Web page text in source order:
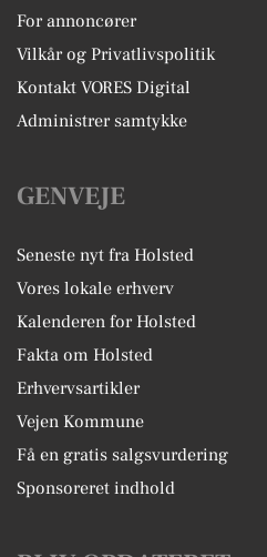
For annoncører
Vilkår og Privatlivspolitik
Kontakt VORES Digital
Administrer samtykke
GENVEJE
Seneste nyt fra Holsted
Vores lokale erhverv
Kalenderen for Holsted
Fakta om Holsted
Erhvervsartikler
Vejen Kommune
Få en gratis salgsvurdering
Sponsoreret indhold